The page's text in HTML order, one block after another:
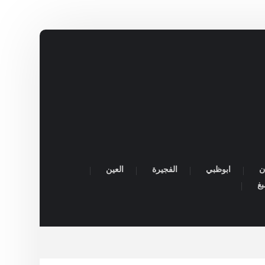
ابوظبي الفجيرة العين